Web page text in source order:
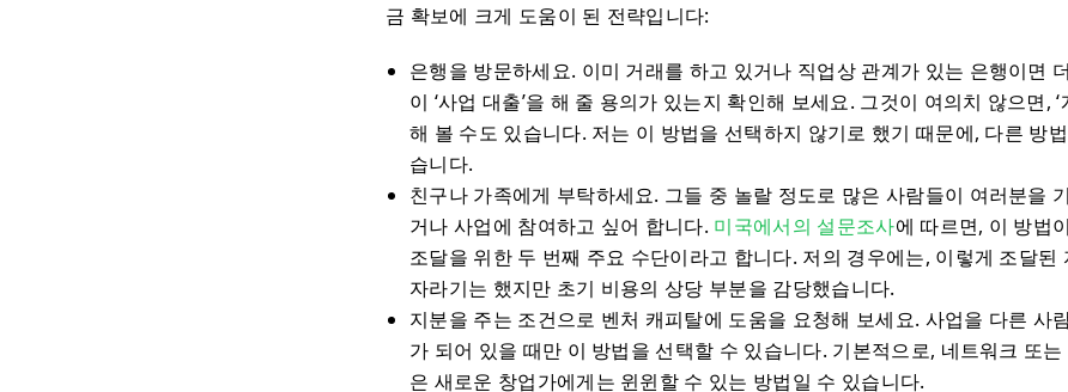
금 확보에 크게 도움이 된 전략입니다:
은행을 방문하세요. 이미 거래를 하고 있거나 직업상 관계가 있는 은행이면
이 ‘사업 대출’을 해 줄 용의가 있는지 확인해 보세요. 그것이 여의치 않으면, ‘
해 볼 수도 있습니다. 저는 이 방법을 선택하지 않기로 했기 때문에, 다른 방
습니다.
친구나 가족에게 부탁하세요. 그들 중 놀랄 정도로 많은 사람들이 여러분을
거나 사업에 참여하고 싶어 합니다. 미국에서의 설문조사에 따르면, 이 방법
조달을 위한 두 번째 주요 수단이라고 합니다. 저의 경우에는, 이렇게 조달된
자라기는 했지만 초기 비용의 상당 부분을 감당했습니다.
지분을 주는 조건으로 벤처 캐피탈에 도움을 요청해 보세요. 사업을 다른 사
가 되어 있을 때만 이 방법을 선택할 수 있습니다. 기본적으로, 네트워크 또
은 새로운 창업가에게는 윈윈할 수 있는 방법일 수 있습니다.